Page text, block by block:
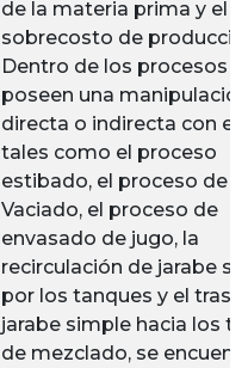
de la materia prima y el
sobrecosto de
Dentro de los procesos
poseen una
directa o indirecta con el
tales como el proceso
estibado, el proceso de
Vaciado, el proceso de
envasado de jugo, la
recirculación de jarabe
por los tanques y el
jarabe simple hacia los
de mezclado, se